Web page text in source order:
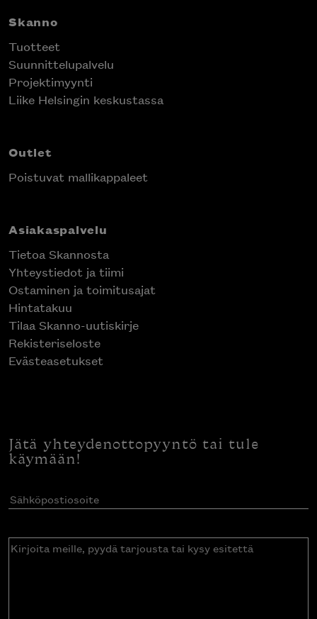
Skanno
Tuotteet
Suunnittelupalvelu
Projektimyynti
Liike Helsingin keskustassa
Outlet
Poistuvat mallikappaleet
Asiakaspalvelu
Tietoa Skannosta
Yhteystiedot ja tiimi
Ostaminen ja toimitusajat
Hintatakuu
Tilaa Skanno-uutiskirje
Rekisteriseloste
Evästeasetukset
Jätä yhteydenottopyyntö tai tule
käymään!
Sähköpostiosoite(Pakollinen)
Kirjoita